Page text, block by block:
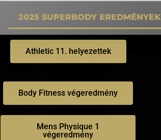
2025 SUPERBODY EREDMÉNYEK
Athletic 11. helyezettek
Body Fitness végeredmény
Mens Physique 1
végeredmény